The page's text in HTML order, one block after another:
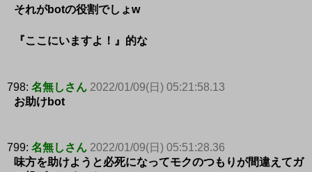
それがbotの役割でしょw
『ここにいますよ！』的な
798: 名無しさん 2022/01/09(日) 05:21:58.13
お助けbot
799: 名無しさん 2022/01/09(日) 05:51:28.36
味方を助けようと必死になってモクのつもりが間違えてガ